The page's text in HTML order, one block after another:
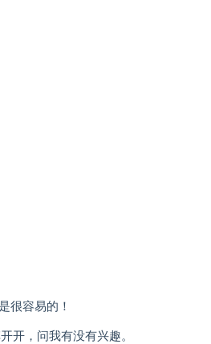
很容易的！
开，问我有没有兴趣。